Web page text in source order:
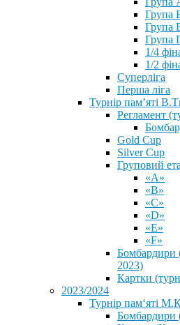
Група
Група
Група
1/4
1/2
Суперліга
Перша ліга
Турнір пам’яті
Регламент
Gold Cup
Silver Cup
Груповий
«А»
«В»
«С»
«D»
«Е»
«F»
Бомбардири
2023)
Картки
2023/2024
⁨Турнір пам‘яті
Бомбардири